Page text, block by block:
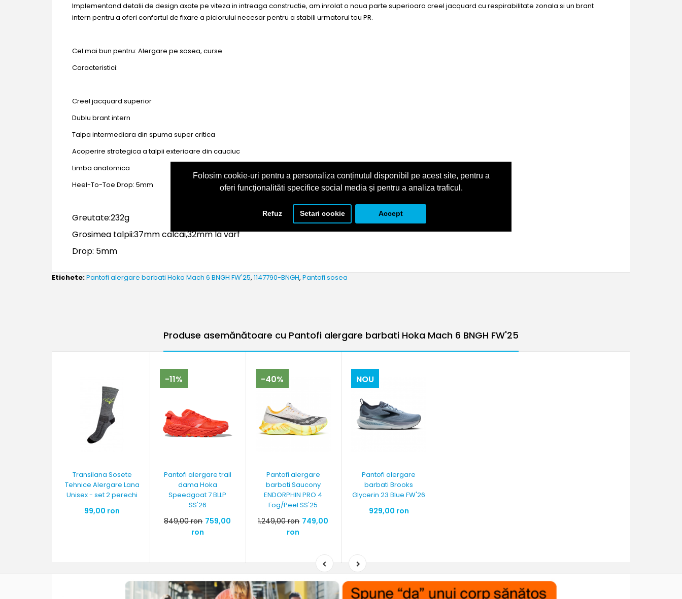
Folosim cookie-uri pentru a personaliza conținutul disponibil pe acest site, pentru a
oferi funcționalităti specifice social media și pentru a analiza traficul.
Refuz Setari cookie Accept
Implementand detalii de design axate pe viteza in intreaga constructie, am inrolat o noua parte superioara creel jacquard cu respirabilitate zonala si un brant
intern pentru a oferi confortul de fixare a piciorului necesar pentru a stabili urmatorul tau PR.
Cel mai bun pentru: Alergare pe sosea, curse
Caracteristici:
Creel jacquard superior
Dublu brant intern
Talpa intermediara din spuma super critica
Acoperire strategica a talpii exterioare din cauciuc
Limba anatomica
Heel-To-Toe Drop: 5mm
Greutate:232g
Grosimea talpii:37mm calcai,32mm la varf
Drop: 5mm
Etichete:Pantofi alergare barbati Hoka Mach 6 BNGH FW'25, 1147790-BNGH, Pantofi sosea
Produse asemănătoare cu Pantofi alergare barbati Hoka Mach 6 BNGH FW'25
Transilana Sosete
Tehnice Alergare Lana
Unisex - set 2 perechi
99,00 ron
-11%
Pantofi alergare trail
dama Hoka
Speedgoat 7 BLLP
SS'26
849,00 ron 759,00
ron
-40%
Pantofi alergare
barbati Saucony
ENDORPHIN PRO 4
Fog/Peel SS'25
1.249,00 ron 749,00
ron
NOU
Pantofi alergare
barbati Brooks
Glycerin 23 Blue FW'26
929,00 ron